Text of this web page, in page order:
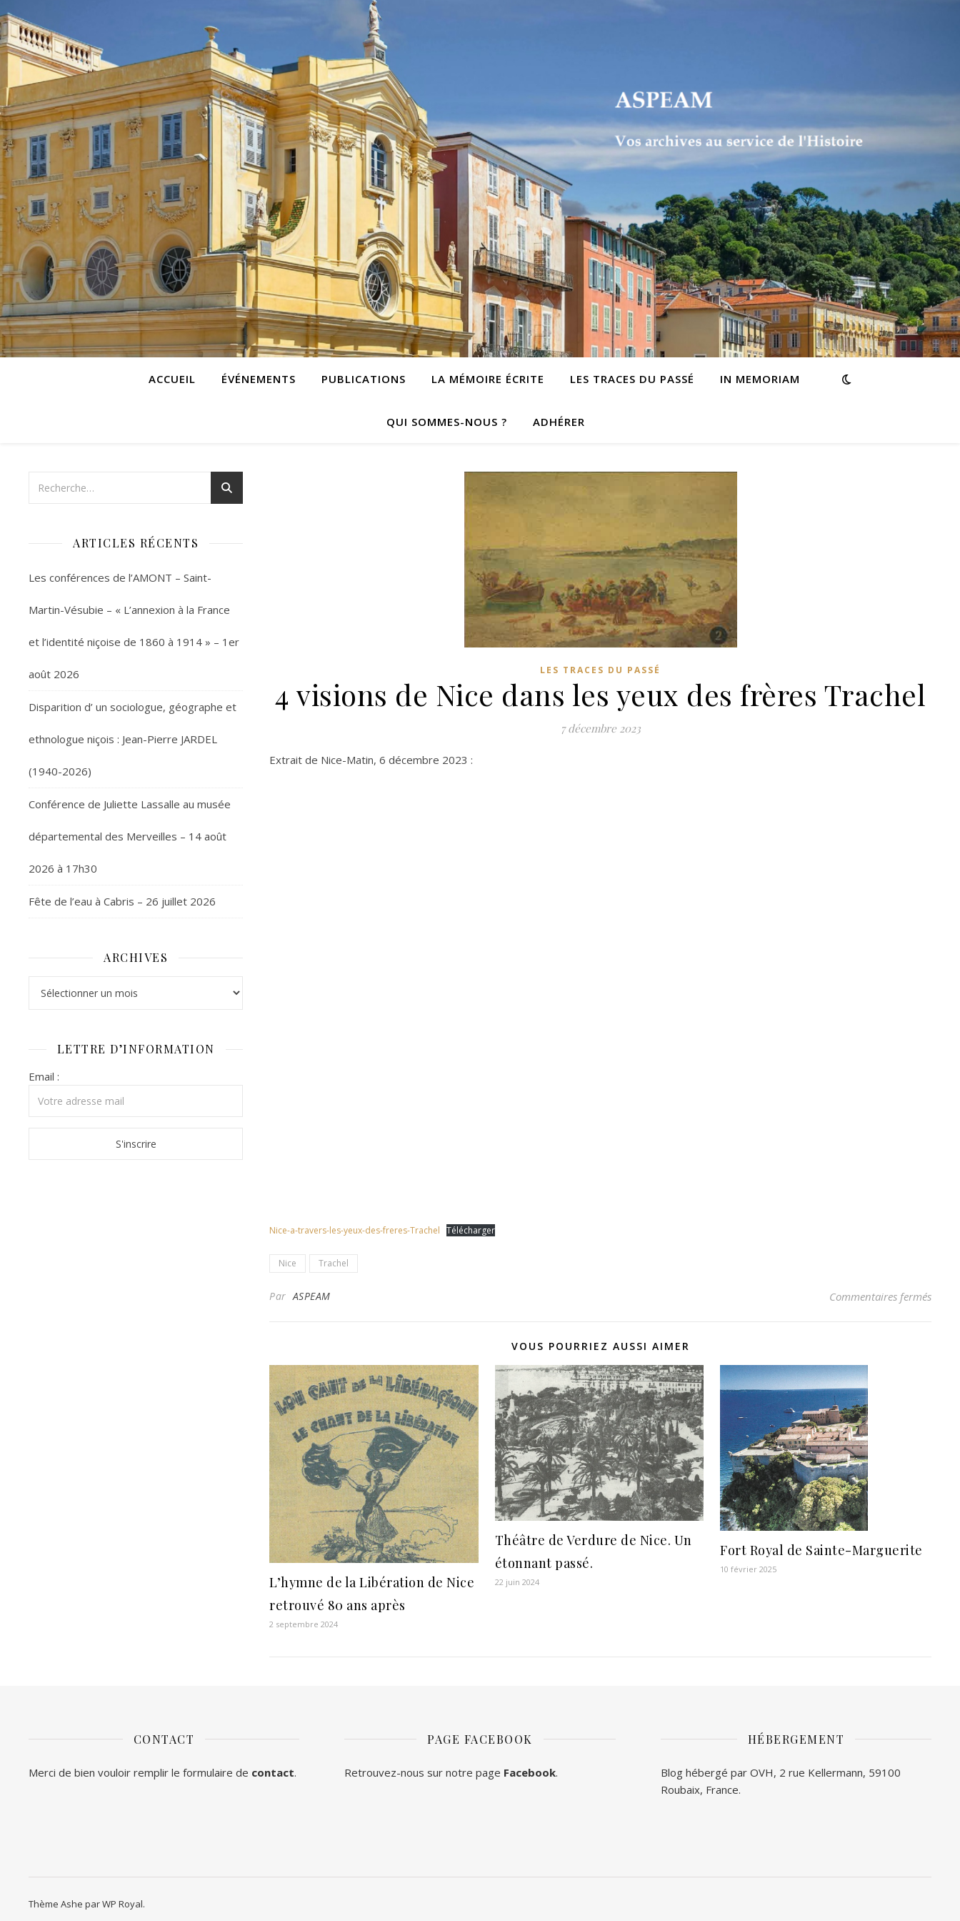
ACCUEIL ÉVÉNEMENTS PUBLICATIONS LA MÉMOIRE ÉCRITE LES TRACES DU PASSÉ IN MEMORIAM
QUI SOMMES-NOUS ? ADHÉRER
ARTICLES RÉCENTS
Les conférences de l’AMONT – Saint-
Martin-Vésubie – « L’annexion à la France
et l’identité niçoise de 1860 à 1914 » – 1er
août 2026
Disparition d’ un sociologue, géographe et
ethnologue niçois : Jean-Pierre JARDEL
(1940-2026)
Conférence de Juliette Lassalle au musée
départemental des Merveilles – 14 août
2026 à 17h30
Fête de l’eau à Cabris – 26 juillet 2026
ARCHIVES
LETTRE D’INFORMATION
Email :
LES TRACES DU PASSÉ
4 visions de Nice dans les yeux des frères Trachel
7 décembre 2023
Extrait de Nice-Matin, 6 décembre 2023 :
Nice-a-travers-les-yeux-des-freres-Trachel Télécharger
Nice Trachel
ParASPEAM Commentaires ferméssur 4
VOUS POURRIEZ AUSSI AIMER
L’hymne de la Libération de Nice
retrouvé 80 ans après
2 septembre 2024
Théâtre de Verdure de Nice. Un
étonnant passé.
22 juin 2024
Fort Royal de Sainte-Marguerite
10 février 2025
CONTACT
Merci de bien vouloir remplir le formulaire de contact.
PAGE FACEBOOK
Retrouvez-nous sur notre page Facebook.
HÉBERGEMENT
Blog hébergé par OVH, 2 rue Kellermann, 59100
Roubaix, France.
Thème Ashe parWP Royal.